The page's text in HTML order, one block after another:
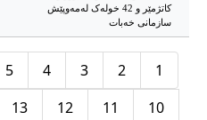
کاتژمێر و 42 خوله‌ک له‌مه‌وپێش‌
سازمانی خەبات
1
2
3
4
5
10
11
12
13